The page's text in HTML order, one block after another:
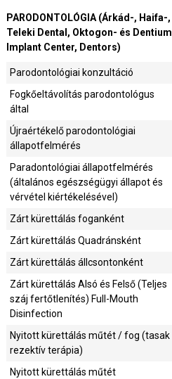
PARODONTOLÓGIA (Árkád-, Haifa-,
Teleki Dental, Oktogon- és Dentium
Implant Center, Dentors)
Parodontológiai konzultáció
Fogkőeltávolítás parodontológus
által
Újraértékelő parodontológiai
állapotfelmérés
Paradontológiai állapotfelmérés
(általános egészségügyi állapot és
vérvétel kiértékelésével)
Zárt kürettálás foganként
Zárt kürettálás Quadránsként
Zárt kürettálás állcsontonként
Zárt kürettálás Alsó és Felső (Teljes
száj fertőtlenítés) Full-Mouth
Disinfection
Nyitott kürettálás műtét / fog (tasak
rezektív terápia)
Nyitott kürettálás műtét